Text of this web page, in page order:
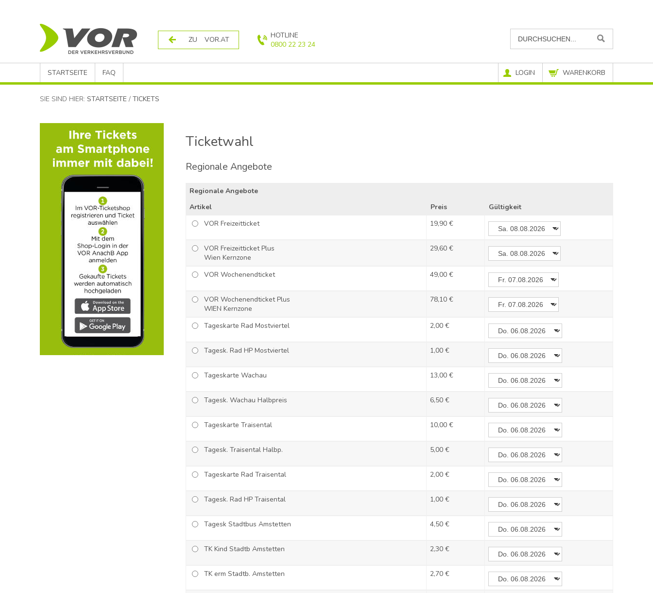
ZU VOR.AT
HOTLINE
0800 22 23 24
STARTSEITE FAQ WARENKORB
LOGIN
SIE SIND HIER: STARTSEITE / TICKETS
Ticketwahl
Regionale Angebote
Regionale Angebote
Artikel
Preis
Gültigkeit
VOR Freizeitticket
19,90 €
VOR Freizeitticket Plus
Wien Kernzone
29,60 €
VOR Wochenendticket 49,00 €
VOR Wochenendticket Plus
WIEN Kernzone
78,10 €
Tageskarte Rad Mostviertel 2,00 €
Tagesk. Rad HP Mostviertel 1,00 €
Tageskarte Wachau 13,00 €
Tagesk. Wachau Halbpreis 6,50 €
Tageskarte Traisental 10,00 €
Tagesk. Traisental Halbp. 5,00 €
Tageskarte Rad Traisental 2,00 €
Tagesk. Rad HP Traisental 1,00 €
Tagesk Stadtbus Amstetten 4,50 €
TK Kind Stadtb Amstetten 2,30 €
TK erm Stadtb. Amstetten 2,70 €